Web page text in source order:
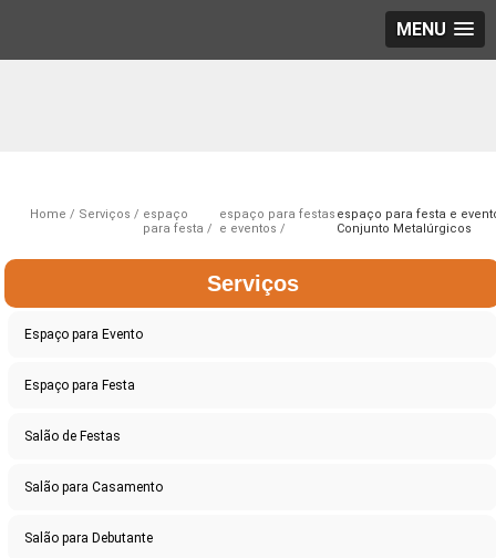
MENU
Home Serviços
espaço
para festa
espaço para festas
e eventos
espaço para festa e
Conjunto Metalúrgicos
Serviços
Espaço para Evento
Espaço para Festa
Salão de Festas
Salão para Casamento
Salão para Debutante